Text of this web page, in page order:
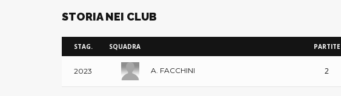
STORIA NEI CLUB
STAG. SQUADRA PARTITE
2023 A. FACCHINI 2